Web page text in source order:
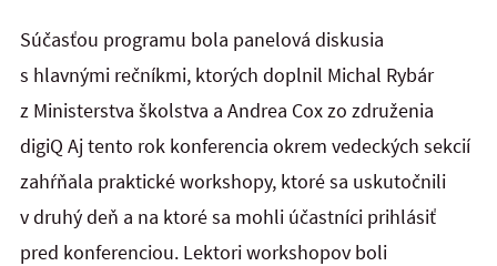
Súčasťou programu bola panelová diskusia
s hlavnými rečníkmi, ktorých doplnil Michal Rybár
z Ministerstva školstva a Andrea Cox zo združenia
digiQ Aj tento rok konferencia okrem vedeckých sekcií
zahŕňala praktické workshopy, ktoré sa uskutočnili
v druhý deň a na ktoré sa mohli účastníci prihlásiť
pred konferenciou. Lektori workshopov boli